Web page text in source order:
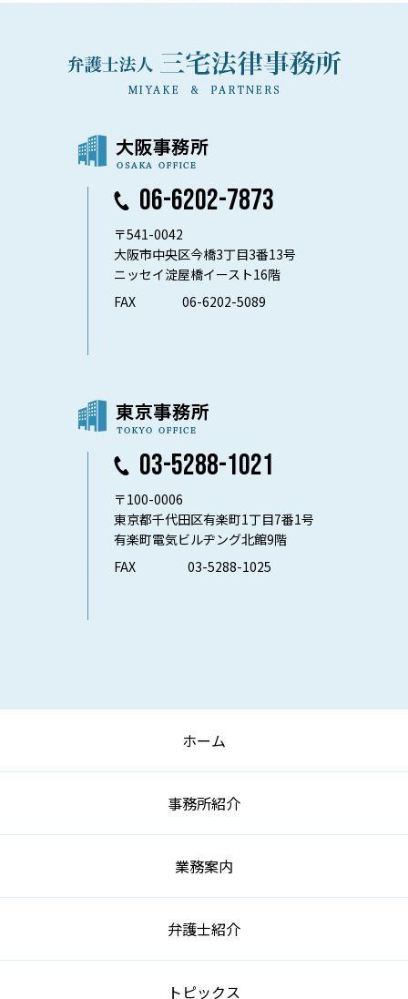
06-6202-7873
〒541-0042
大阪市中央区今橋3丁目3番13号
ニッセイ淀屋橋イースト16階
FAX
06-6202-5089
03-5288-1021
〒100-0006
東京都千代田区有楽町1丁目7番1号
有楽町電気ビルヂング北館9階
FAX
03-5288-1025
ホーム
事務所紹介
業務案内
弁護士紹介
トピックス